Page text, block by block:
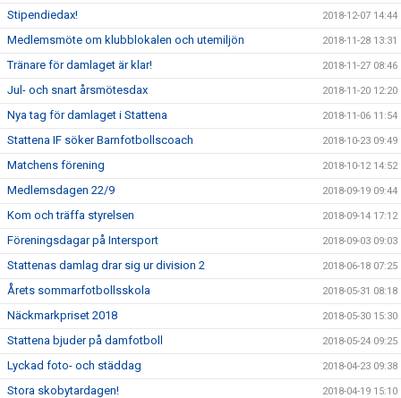
Stipendiedax! 2018-12-07 14:44
Medlemsmöte om klubblokalen och utemiljön 2018-11-28 13:31
Tränare för damlaget är klar! 2018-11-27 08:46
Jul- och snart årsmötesdax 2018-11-20 12:20
Nya tag för damlaget i Stattena 2018-11-06 11:54
Stattena IF söker Barnfotbollscoach 2018-10-23 09:49
Matchens förening 2018-10-12 14:52
Medlemsdagen 22/9 2018-09-19 09:44
Kom och träffa styrelsen 2018-09-14 17:12
Föreningsdagar på Intersport 2018-09-03 09:03
Stattenas damlag drar sig ur division 2 2018-06-18 07:25
Årets sommarfotbollsskola 2018-05-31 08:18
Näckmarkpriset 2018 2018-05-30 15:30
Stattena bjuder på damfotboll 2018-05-24 09:25
Lyckad foto- och städdag 2018-04-23 09:38
Stora skobytardagen! 2018-04-19 15:10